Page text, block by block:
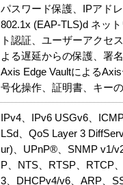
パスワード保護、IPアド
802.1x (EAP-TLS)d ネッ
ト認証、ユーザーアクセ
よる遅延からの保護、署
Axis Edge Vaultによる
号化操作、証明書、キー
IPv4、IPv6 USGv6、
LSd、QoS Layer 3
ur)、UPnP®、SNMP v1/
P、NTS、RTSP、RTCP
3、DHCPv4/v6、ARP、